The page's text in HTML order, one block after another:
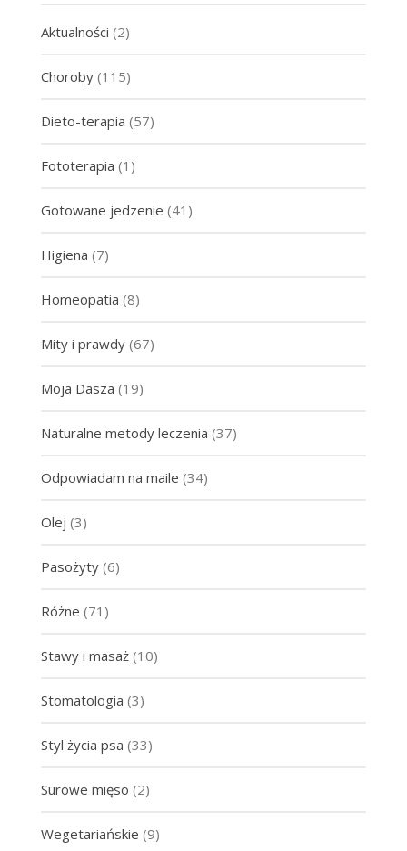
Aktualności (2)
Choroby(115)
Dieto-terapia (57)
Fototerapia (1)
Gotowane jedzenie (41)
Higiena (7)
Homeopatia (8)
Mity i prawdy(67)
Moja Dasza (19)
Naturalne metody leczenia (37)
Odpowiadam na maile (34)
Olej (3)
Pasożyty(6)
Różne (71)
Stawy i masaż(10)
Stomatologia (3)
Styl życia psa (33)
Surowe mięso (2)
Wegetariańskie (9)